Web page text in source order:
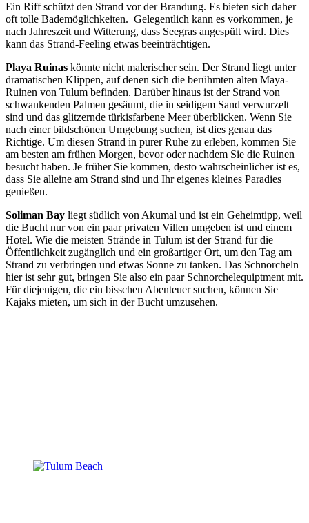
Ein Riff schützt den Strand vor der Brandung. Es bieten sich daher
oft tolle Bademöglichkeiten. Gelegentlich kann es vorkommen, je
nach Jahreszeit und Witterung, dass Seegras angespült wird. Dies
kann das Strand-Feeling etwas beeinträchtigen.
Playa Ruinas könnte nicht malerischer sein. Der Strand liegt unter
dramatischen Klippen, auf denen sich die berühmten alten Maya-
Ruinen von Tulum befinden. Darüber hinaus ist der Strand von
schwankenden Palmen gesäumt, die in seidigem Sand verwurzelt
sind und das glitzernde türkisfarbene Meer überblicken. Wenn Sie
nach einer bildschönen Umgebung suchen, ist dies genau das
Richtige. Um diesen Strand in purer Ruhe zu erleben, kommen Sie
am besten am frühen Morgen, bevor oder nachdem Sie die Ruinen
besucht haben. Je früher Sie kommen, desto wahrscheinlicher ist es,
dass Sie alleine am Strand sind und Ihr eigenes kleines Paradies
genießen.
Soliman Bay liegt südlich von Akumal und ist ein Geheimtipp, weil
die Bucht nur von ein paar privaten Villen umgeben ist und einem
Hotel. Wie die meisten Strände in Tulum ist der Strand für die
Öffentlichkeit zugänglich und ein großartiger Ort, um den Tag am
Strand zu verbringen und etwas Sonne zu tanken. Das Schnorcheln
hier ist sehr gut, bringen Sie also ein paar Schnorchelequiptment mit.
Für diejenigen, die ein bisschen Abenteuer suchen, können Sie
Kajaks mieten, um sich in der Bucht umzusehen.